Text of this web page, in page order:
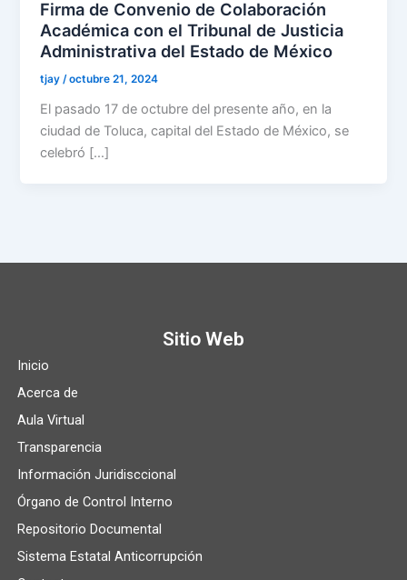
Firma de Convenio de Colaboración
Académica con el Tribunal de Justicia
Administrativa del Estado de México
tjay/octubre 21, 2024
El pasado 17 de octubre del presente año, en la
ciudad de Toluca, capital del Estado de México, se
celebró […]
Sitio Web
Inicio
Acerca de
Aula Virtual
Transparencia
Información Juridisccional
Órgano de Control Interno
Repositorio Documental
Sistema Estatal Anticorrupción